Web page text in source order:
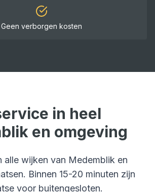
Geen verborgen kosten
in heel
en omgeving
alle wijken van Medemblik en
Binnen 15-20 minuten zijn
voor buitengesloten.